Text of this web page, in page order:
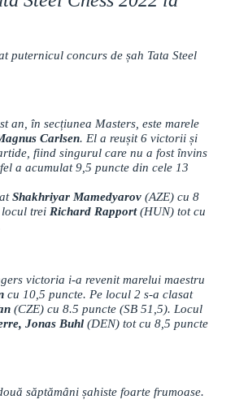
puternicul concurs de șah Tata Steel
an, în secțiunea Masters, este marele
Carlsen. El a reușit 6 victorii și
fiind singurul care nu a fost învins
a acumulat 9,5 puncte din cele 13
Shakhriyar Mamedyarov (AZE) cu 8
locul trei Richard Rapport(HUN) tot cu
victoria i-a revenit marelui maestru
cu 10,5 puncte. Pe locul 2 s-a clasat
(CZE) cu 8.5 puncte (SB 51,5). Locul
Jonas Buhl (DEN) tot cu 8,5 puncte
săptămâni șahiste foarte frumoase.